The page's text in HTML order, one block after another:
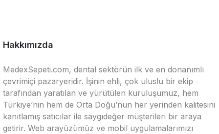
Hakkımızda
MedexSepeti.com, dental sektörün ilk ve en donanımlı
çevrimiçi pazaryeridir. İşinin ehli, çok uluslu bir ekip
tarafından yaratılan ve yürütülen kuruluşumuz, hem
Türkiye’nin hem de Orta Doğu’nun her yerinden kalitesini
kanıtlamış satıcılar ile saygıdeğer müşterileri bir araya
getirir. Web arayüzümüz ve mobil uygulamalarımızı